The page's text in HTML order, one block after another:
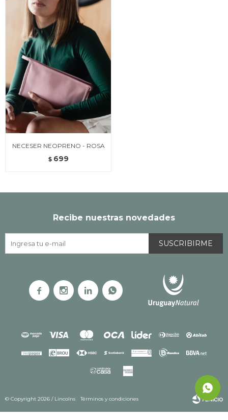
NECESER NEOPRENO - ROSA
$ 699
Recibe nuestras novedades
SUSCRIBIRME
   
© Copyright 2026 / Lincolns Términos y condiciones